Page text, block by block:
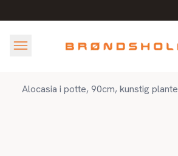
Alocasia i potte, 90cm, kunstig plante